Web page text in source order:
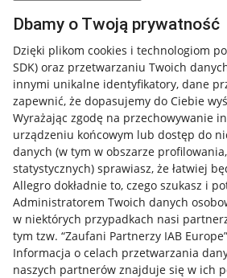
Dbamy o Twoją prywatność
Dzięki plikom cookies i technologiom
SDK) oraz przetwarzaniu Twoich
innymi unikalne identyfikatory, dane
zapewnić, że dopasujemy do Ciebie
Wyrażając zgodę na przechowywanie
urządzeniu końcowym lub dostęp do
danych (w tym w obszarze
statystycznych) sprawiasz, że łatwiej
Allegro dokładnie to, czego szukasz i
Administratorem Twoich danych
w niektórych przypadkach nasi
tym tzw. “Zaufani Partnerzy IAB
Informacja o celach przetwarzania
naszych partnerów znajduje się w ich
Przydatne informacje